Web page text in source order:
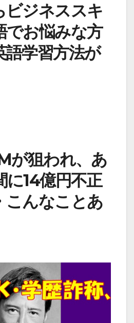
ビジネススキ
でお悩みな方
語学習方法が
が狙われ、あ
に14億円不正
こんなことあ